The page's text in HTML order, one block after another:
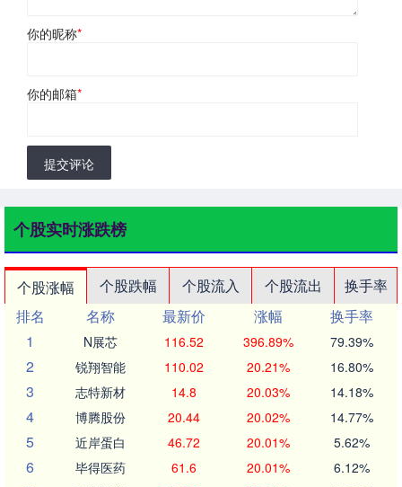
你的昵称*
你的邮箱*
提交评论
个股实时涨跌榜
个股涨幅 个股跌幅 个股流入 个股流出
换手率
排名
名称 最新价 涨幅
换手率
1
N展芯 116.52 396.89% 79.39%
2 锐翔智能 110.02 20.21% 16.80%
3 志特新材 14.8 20.03% 14.18%
4 博腾股份 20.44 20.02% 14.77%
5 近岸蛋白 46.72 20.01% 5.62%
6 毕得医药 61.6 20.01% 6.12%